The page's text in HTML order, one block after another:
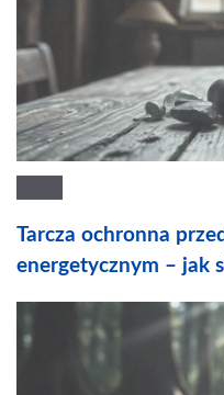
Tarcza ochronna
energetycznym – jak